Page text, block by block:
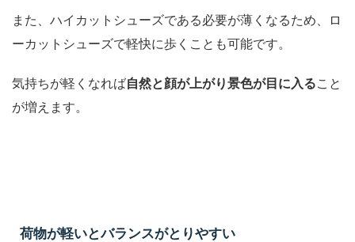
また、ハイカットシューズである必要が薄くなるため、ロ
ーカットシューズで軽快に歩くことも可能です。
気持ちが軽くなれば自然と顔が上がり景色が目に入ること
が増えます。
荷物が軽いとバランスがとりやすい